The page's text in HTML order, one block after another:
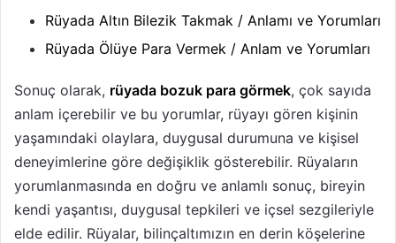
Rüyada Altın Bilezik Takmak / Anlamı ve Yorumları
Rüyada Ölüye Para Vermek / Anlam ve Yorumları
Sonuç olarak, rüyada bozuk para görmek, çok sayıda
anlam içerebilir ve bu yorumlar, rüyayı gören kişinin
yaşamındaki olaylara, duygusal durumuna ve kişisel
deneyimlerine göre değişiklik gösterebilir. Rüyaların
yorumlanmasında en doğru ve anlamlı sonuç, bireyin
kendi yaşantısı, duygusal tepkileri ve içsel sezgileriyle
elde edilir. Rüyalar, bilinçaltımızın en derin köşelerine